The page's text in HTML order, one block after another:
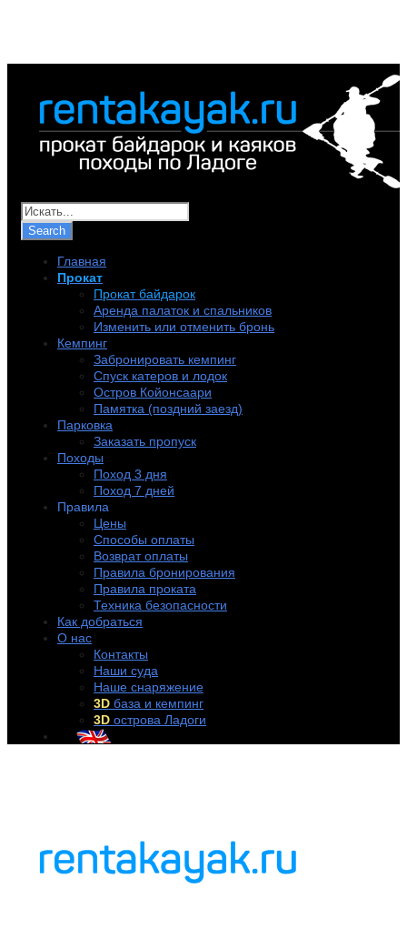
Главная
Прокат
Прокат байдарок
Аренда палаток и спальников
Изменить или отменить бронь
Кемпинг
Забронировать кемпинг
Спуск катеров и лодок
Остров Койонсаари
Памятка (поздний заезд)
Парковка
Заказать пропуск
Походы
Поход 3 дня
Поход 7 дней
Правила
Цены
Способы оплаты
Возврат оплаты
Правила бронирования
Правила проката
Техника безопасности
Как добраться
О нас
Контакты
Наши суда
Наше снаряжение
3D база и кемпинг
3D острова Ладоги